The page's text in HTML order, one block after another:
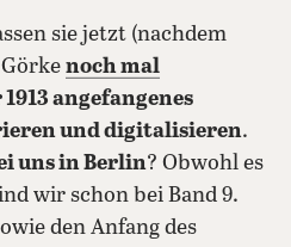
sie jetzt (nachdem
noch mal
angefangenes
und digitalisieren.
uns in Berlin? Obwohl es
wir schon bei Band 9.
den Anfang des